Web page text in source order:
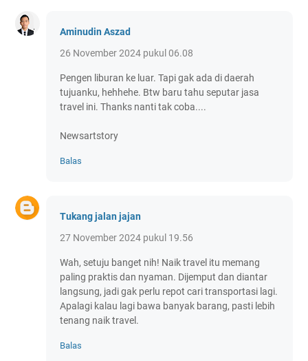
Aminudin Aszad
26 November 2024 pukul 06.08
Pengen liburan ke luar. Tapi gak ada di daerah
tujuanku, hehhehe. Btw baru tahu seputar jasa
travel ini. Thanks nanti tak coba....
Newsartstory
Balas
Tukang jalan jajan
27 November 2024 pukul 19.56
Wah, setuju banget nih! Naik travel itu memang
paling praktis dan nyaman. Dijemput dan diantar
langsung, jadi gak perlu repot cari transportasi lagi.
Apalagi kalau lagi bawa banyak barang, pasti lebih
tenang naik travel.
Balas